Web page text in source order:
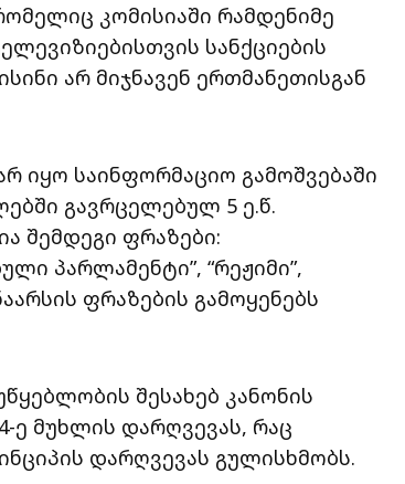
კომისიაში რამდენიმე
სანქციების
არ მიჯნავენ ერთმანეთისგან
იყო საინფორმაციო გამოშვებაში
გავრცელებულ 5 ე.წ.
შემდეგი ფრაზები:
პარლამენტი”, “რეჟიმი”,
ფრაზების გამოყენებს
შესახებ კანონის
ე მუხლის დარღვევას, რაც
დარღვევას გულისხმობს.